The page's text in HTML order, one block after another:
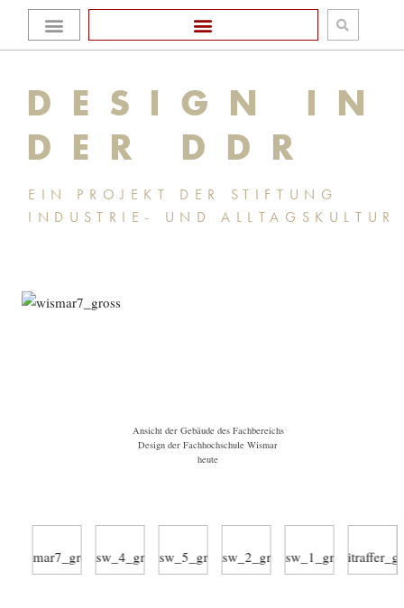
Zum
springen
DESIGN IN
DER DDR
EIN PROJEKT DER STIFTUNG
INDUSTRIE- UND ALLTAGSKULTUR
Ansicht der Gebäude des Fachbereichs
Design der Fachhochschule Wismar
heute